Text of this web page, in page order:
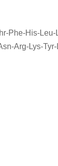
Phe-His-
Arg-Lys-